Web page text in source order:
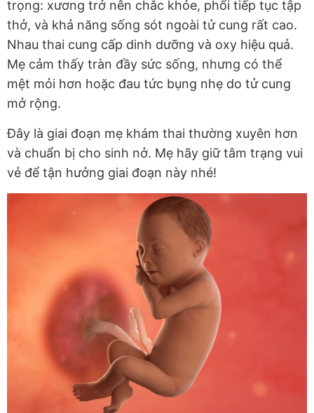
trọng: xương trở nên chắc khỏe, phổi tiếp tục tập
thở, và khả năng sống sót ngoài tử cung rất cao.
Nhau thai cung cấp dinh dưỡng và oxy hiệu quả.
Mẹ cảm thấy tràn đầy sức sống, nhưng có thể
mệt mỏi hơn hoặc đau tức bụng nhẹ do tử cung
mở rộng.
Đây là giai đoạn mẹ khám thai thường xuyên hơn
và chuẩn bị cho sinh nở. Mẹ hãy giữ tâm trạng vui
vẻ để tận hưởng giai đoạn này nhé!